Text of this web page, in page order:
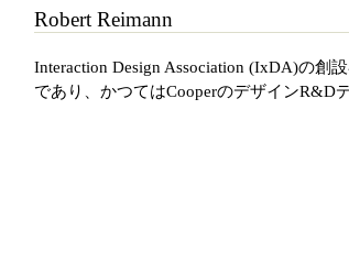
Robert Reimann
Interaction Design Association (IxDA)の創
であり、かつてはCooperのデザインR&D